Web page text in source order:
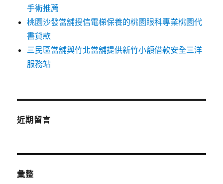
手術推薦
桃園沙發當舖授信電梯保養的桃園眼科專業桃園代
書貸款
三民區當舖與竹北當舖提供新竹小額借款安全三洋
服務站
近期留言
彙整